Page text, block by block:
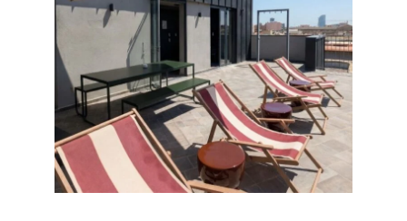
master Wola
Atene
master Plaka